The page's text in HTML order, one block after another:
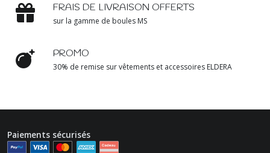
FRAIS DE LIVRAISON OFFERTS
sur la gamme de boules MS
PROMO
30% de remise sur vêtements et accessoires ELDERA
Paiements sécurisés